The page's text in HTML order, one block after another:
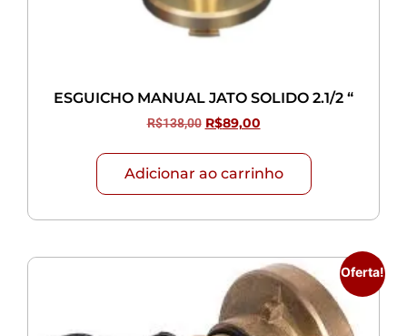
ESGUICHO MANUAL JATO SOLIDO 2.1/2 “
R$138,00 R$89,00
Adicionar ao carrinho
Oferta!